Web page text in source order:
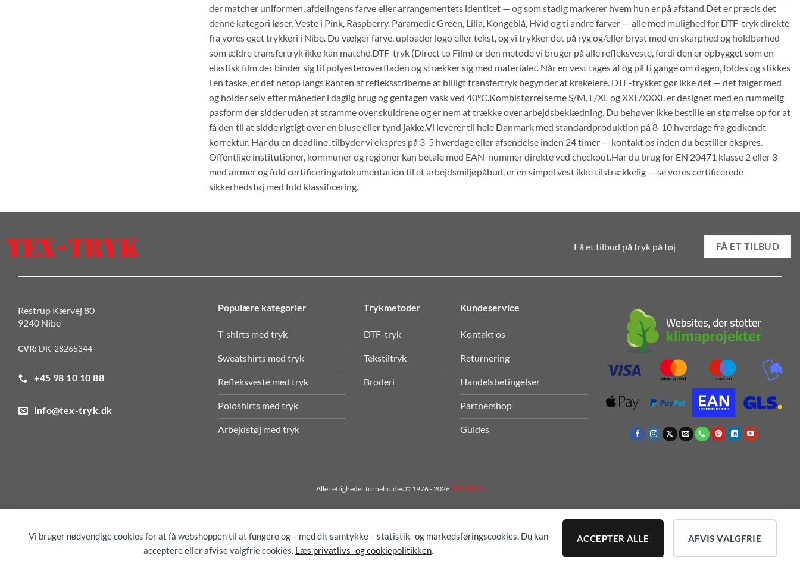
Vi bruger nødvendige cookies for at få webshoppen til at fungere og – med dit samtykke – statistik- og markedsføringscookies. Du kan
acceptere eller afvise valgfrie cookies. Læs privatlivs- og cookiepolitikken.
ACCEPTER ALLE AFVIS VALGFRIE
der matcher uniformen, afdelingens farve eller arrangementets identitet — og som stadig markerer hvem hun er på afstand.Det er præcis det
denne kategori løser. Veste i Pink, Raspberry, Paramedic Green, Lilla, Kongeblå, Hvid og ti andre farver — alle med mulighed for DTF-tryk direkte
fra vores eget trykkeri i Nibe. Du vælger farve, uploader logo eller tekst, og vi trykker det på ryg og/eller bryst med en skarphed og holdbarhed
som ældre transfertryk ikke kan matche.DTF-tryk (Direct to Film) er den metode vi bruger på alle refleksveste, fordi den er opbygget som en
elastisk film der binder sig til polyesteroverfladen og strækker sig med materialet. Når en vest tages af og på ti gange om dagen, foldes og stikkes
i en taske, er det netop langs kanten af refleksstriberne at billigt transfertryk begynder at krakelere. DTF-trykket gør ikke det — det følger med
og holder selv efter måneder i daglig brug og gentagen vask ved 40°C.Kombistørrelserne S/M, L/XL og XXL/XXXL er designet med en rummelig
pasform der sidder uden at stramme over skuldrene og er nem at trække over arbejdsbeklædning. Du behøver ikke bestille en størrelse op for at
få den til at sidde rigtigt over en bluse eller tynd jakke.Vi leverer til hele Danmark med standardproduktion på 8-10 hverdage fra godkendt
korrektur. Har du en deadline, tilbyder vi ekspres på 3-5 hverdage eller afsendelse inden 24 timer — kontakt os inden du bestiller ekspres.
Offentlige institutioner, kommuner og regioner kan betale med EAN-nummer direkte ved checkout.Har du brug for EN 20471 klasse 2 eller 3
med ærmer og fuld certificeringsdokumentation til et arbejdsmiljøpåbud, er en simpel vest ikke tilstrækkelig — se vores certificerede
sikkerhedstøj med fuld klassificering.
Få et tilbud på tryk på tøj FÅ ET TILBUD
Restrup Kærvej 80
9240 Nibe
CVR: DK-28265344
+45 98 10 10 88
info@tex-tryk.dk
Populære kategorier
T-shirts med tryk
Sweatshirts med tryk
Refleksveste med tryk
Poloshirts med tryk
Arbejdstøj med tryk
Trykmetoder
DTF-tryk
Tekstiltryk
Broderi
Kundeservice
Kontakt os
Returnering
Handelsbetingelser
Partnershop
Guides
Alle rettigheder forbeholdes © 1976 - 2026TEX-TRYK
Cookieindstillinger